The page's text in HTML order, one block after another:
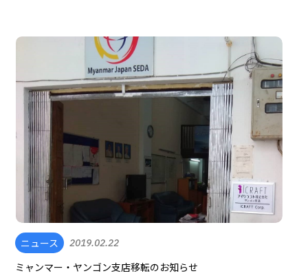
ニュース 2019.02.22
ミャンマー・ヤンゴン支店移転のお知らせ